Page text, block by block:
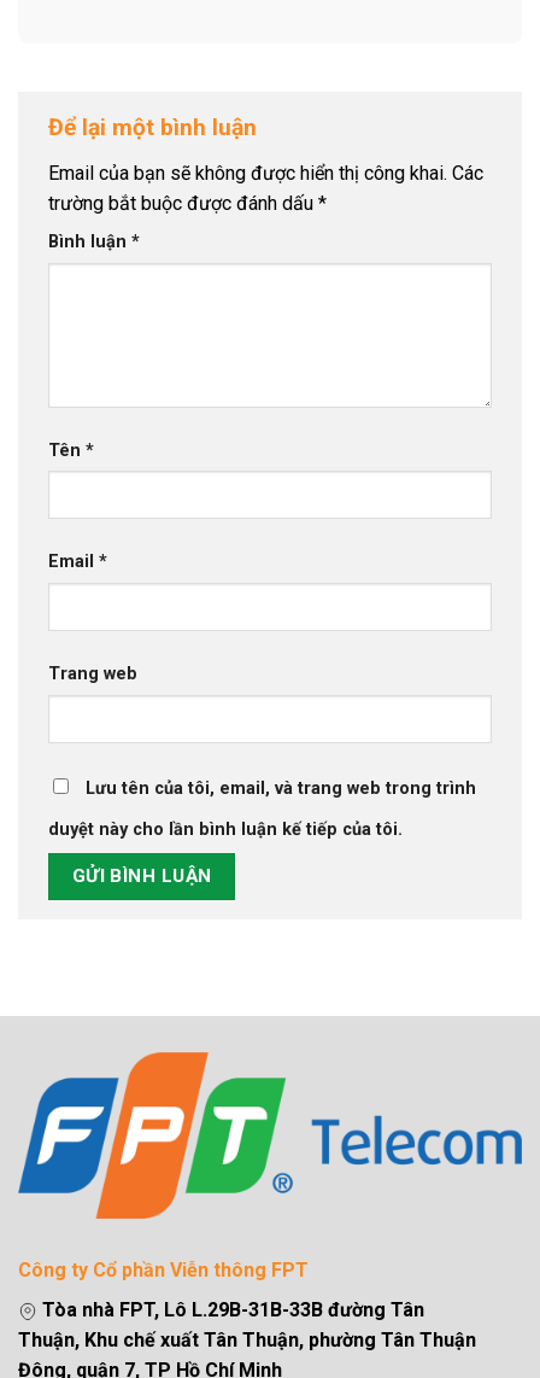
Để lại một bình luận
Email của bạn sẽ không được hiển thị công khai. Các
trường bắt buộc được đánh dấu *
Bình luận *
Tên *
Email *
Trang web
Lưu tên của tôi, email, và trang web trong trình
duyệt này cho lần bình luận kế tiếp của tôi.
Công ty Cổ phần Viễn thông FPT
Tòa nhà FPT, Lô L.29B-31B-33B đường Tân
Thuận, Khu chế xuất Tân Thuận, phường Tân Thuận
Đông, quận 7, TP Hồ Chí Minh